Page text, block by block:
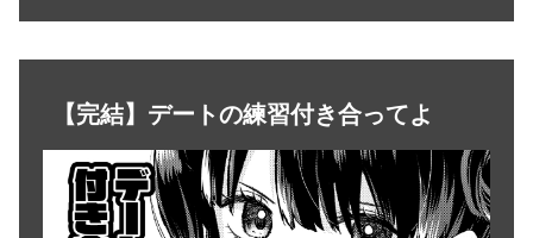
【完結】デートの練習付き合ってよ